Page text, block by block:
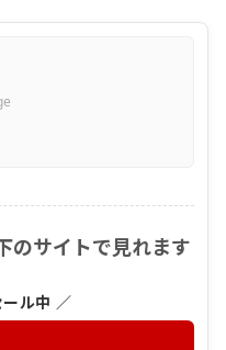
のサイトで見れます
ル中 ／